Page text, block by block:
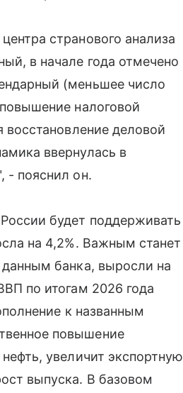
странового анализа
в начале года отмечено
(меньшее число
налоговой
восстановление деловой
ввернулась в
- пояснил он.
будет поддерживать
на 4,2%. Важным станет
данным банка, выросли на
по итогам 2026 года
к названным
повышение
увеличит экспортную
выпуска. В базовом